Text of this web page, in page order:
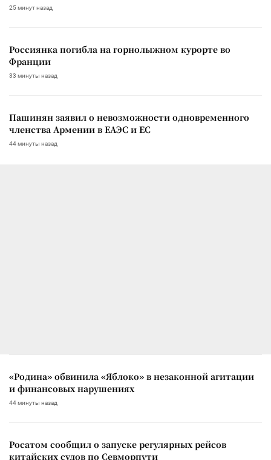
25 минут назад
Россиянка погибла на горнолыжном курорте во
Франции
33 минуты назад
Пашинян заявил о невозможности одновременного
членства Армении в ЕАЭС и ЕС
44 минуты назад
«Родина» обвинила «Яблоко» в незаконной агитации
и финансовых нарушениях
44 минуты назад
Росатом сообщил о запуске регулярных рейсов
китайских судов по Севморпути